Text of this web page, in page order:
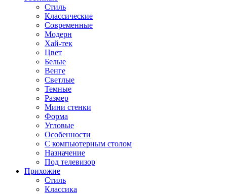
Стиль
Классические
Современные
Модерн
Хай-тек
Цвет
Белые
Венге
Светлые
Темные
Размер
Мини стенки
Форма
Угловые
Особенности
С компьютерным столом
Назначение
Под телевизор
Прихожие
Стиль
Классика